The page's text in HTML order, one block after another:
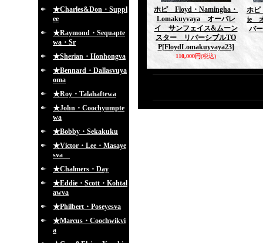
★Charles&Don・Suppl
ee
★Raymond・Sequapte
wa・Sr
★Sherian・Honhongva
★Bennard・Dallasvuya
oma
★Roy・Talahaftewa
★John・Coochyumpte
wa
★Bobby・Sekakuku
★Victor・Lee・Masaye
sva
★Chalmers・Day
★Eddie・Scott・Kohtal
awva
★Philbert・Poseyesva
★Marcus・Coochwikvi
a
ホピ Floyd・Namingha・
Lomakuyvaya オーバレ
イ サンフェイス&ムーン
スター リバーシブルTO
P[FloydLomakuyvaya23]
110,000円(税込)
ホピ
ie
バ